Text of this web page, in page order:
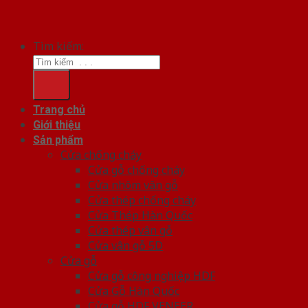
Tìm kiếm:
Trang chủ
Giới thiệu
Sản phẩm
Cửa chống cháy
Cửa gỗ chống cháy
Cửa nhôm vân gỗ
Cửa thép chống cháy
Cửa Thép Hàn Quốc
Cửa thép vân gỗ
Cửa vân gỗ 5D
Cửa gỗ
Cửa gỗ công nghiệp HDF
Cửa Gỗ Hàn Quốc